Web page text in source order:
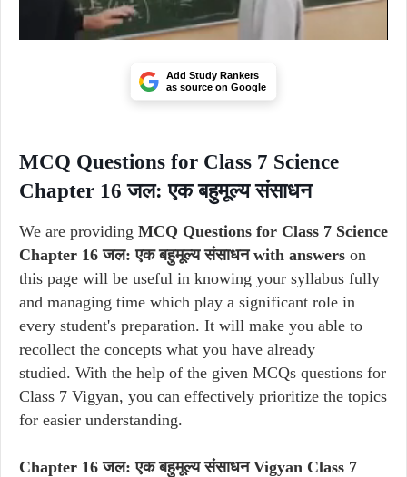
Add Study Rankers
as source on Google
MCQ Questions for Class 7 Science
Chapter 16 जल: एक बहुमूल्य संसाधन
We are providing MCQ Questions for Class 7 Science
Chapter 16 जल: एक बहुमूल्य संसाधन with answers on
this page will be useful in knowing your syllabus fully
and managing time which play a significant role in
every student's preparation. It will make you able to
recollect the concepts what you have already
studied. With the help of the given MCQs questions for
Class 7 Vigyan, you can effectively prioritize the topics
for easier understanding.
Chapter 16 जल: एक बहुमूल्य संसाधन Vigyan Class 7